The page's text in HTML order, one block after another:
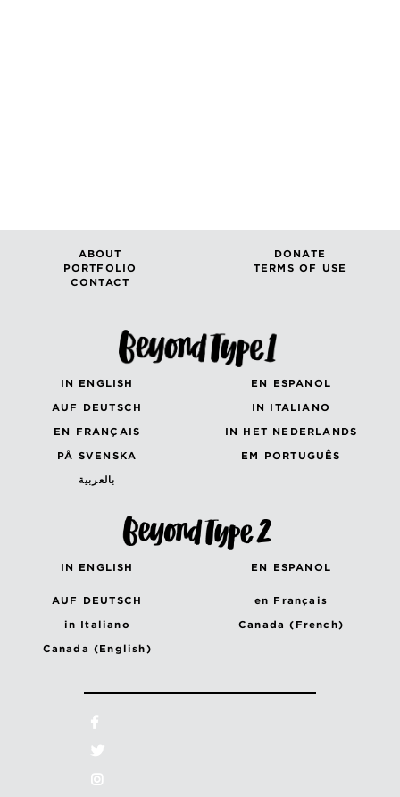
ABOUT
DONATE
PORTFOLIO
TERMS OF USE
CONTACT
IN ENGLISH
EN ESPANOL
AUF DEUTSCH
IN ITALIANO
EN FRANÇAIS
IN HET NEDERLANDS
PÅ SVENSKA
EM PORTUGUÊS
بالعربية
IN ENGLISH EN ESPANOL
AUF DEUTSCH
en Français
in Italiano
Canada (French)
Canada (English)